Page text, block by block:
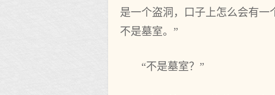
是一个盗洞，口子上怎么会有
不是墓室。”
“不是墓室？”